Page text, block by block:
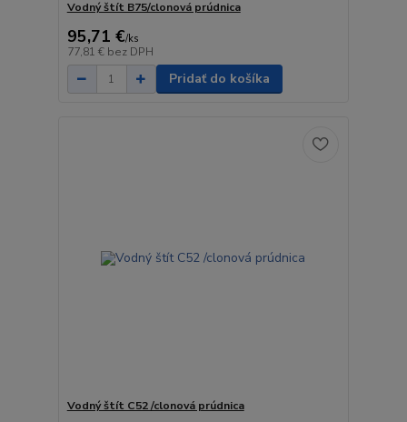
Vodný štít B75/clonová prúdnica
95,71 €/ks
77,81 € bez DPH
Pridať do košíka
Vodný štít C52 /clonová prúdnica